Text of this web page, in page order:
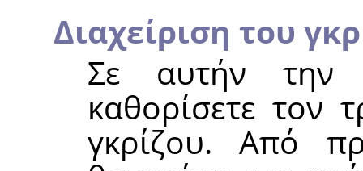
Διαχείριση του
Σε αυτήν την
καθορίσετε τον
γκρίζου. Από